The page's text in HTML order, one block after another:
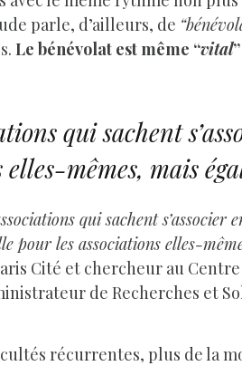
parle, d’ailleurs, de
Le bénévolat est même “vital
qui sachent
elles-mêmes, mais
qui sachent
pour les associations elles-
Cité et chercheur au
de Recherches et
récurrentes, plus de la